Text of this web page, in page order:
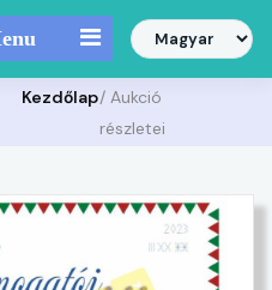
Kezdőlap/ Aukció
részletei